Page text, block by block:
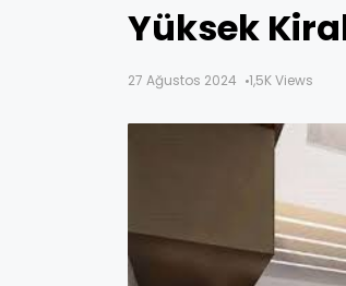
Yüksek
27 Ağustos 2024 1,5K Views